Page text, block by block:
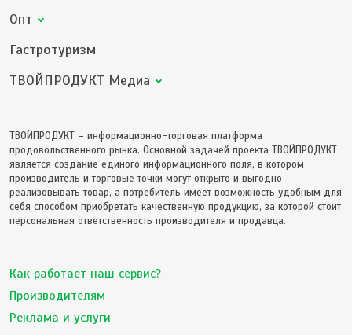
Опт
Гастротуризм
ТВОЙПРОДУКТ Медиа
ТВОЙПРОДУКТ – информационно-торговая платформа
продовольственного рынка. Основной задачей проекта ТВОЙПРОДУКТ
является создание единого информационного поля, в котором
производитель и торговые точки могут открыто и выгодно
реализовывать товар, а потребитель имеет возможность удобным для
себя способом приобретать качественную продукцию, за которой стоит
персональная ответственность производителя и продавца.
Как работает наш сервис?
Производителям
Реклама и услуги